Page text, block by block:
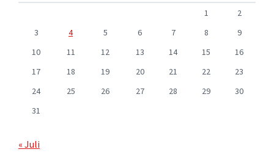
1
2
3
4 5 6 7 8
9
10
11 12 13 14 15
16
17
18 19 20 21 22
23
24
25 26 27 28 29
30
31
« Juli